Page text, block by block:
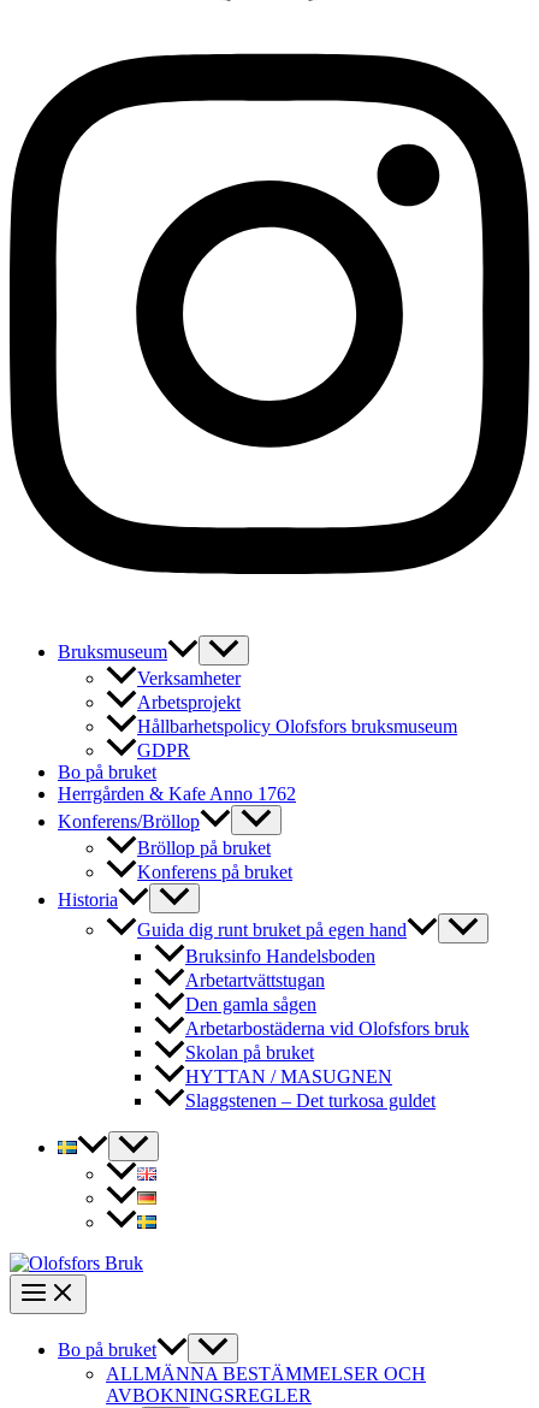
Bruksmuseum
Slå
på/av
meny
Verksamheter
Arbetsprojekt
Hållbarhetspolicy Olofsfors bruksmuseum
GDPR
Bo på bruket
Herrgården & Kafe Anno 1762
Konferens/Bröllop
Slå
på/av
meny
Bröllop på bruket
Konferens på bruket
Historia
Slå
på/av
meny
Guida dig runt bruket på egen hand
Slå
på/av
Bruksinfo Handelsboden
Arbetartvättstugan
Den gamla sågen
Arbetarbostäderna vid Olofsfors bruk
Skolan på bruket
HYTTAN / MASUGNEN
Slaggstenen – Det turkosa guldet
Slå
på/av
meny
Main
Menu
Bo på bruket
Slå
på/av
meny
ALLMÄNNA BESTÄMMELSER OCH
AVBOKNINGSREGLER